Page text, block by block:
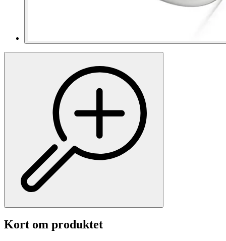
Kort om produktet